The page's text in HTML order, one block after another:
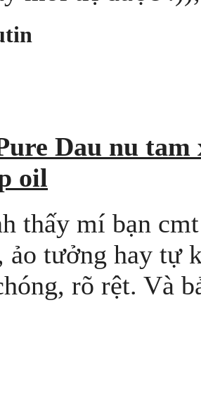
Dau nu
oil
thấy mí bạn
ảo tưởng hay tự
rõ rệt. Và